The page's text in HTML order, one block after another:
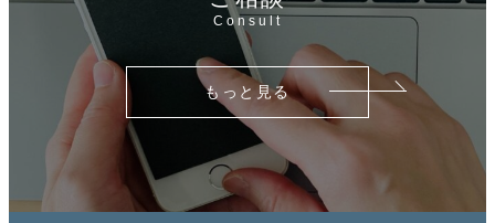
Consult
もっと見る